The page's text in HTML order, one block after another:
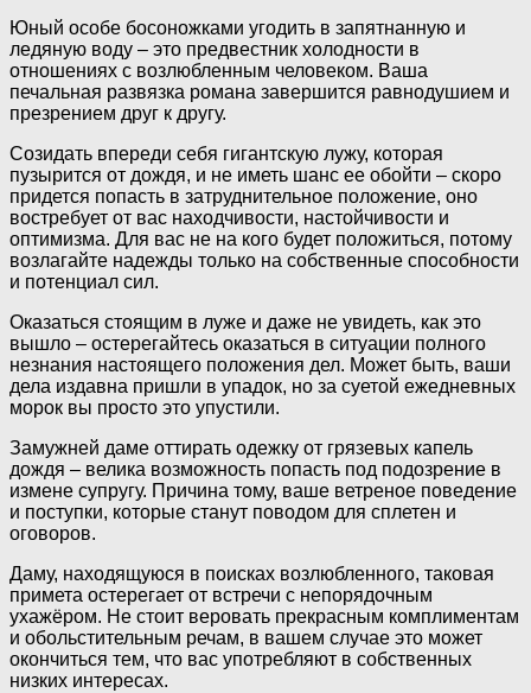
Юный особе босоножками угодить в запятнанную и
ледяную воду – это предвестник холодности в
отношениях с возлюбленным человеком. Ваша
печальная развязка романа завершится равнодушием и
презрением друг к другу.
Созидать впереди себя гигантскую лужу, которая
пузырится от дождя, и не иметь шанс ее обойти – скоро
придется попасть в затруднительное положение, оно
востребует от вас находчивости, настойчивости и
оптимизма. Для вас не на кого будет положиться, потому
возлагайте надежды только на собственные способности
и потенциал сил.
Оказаться стоящим в луже и даже не увидеть, как это
вышло – остерегайтесь оказаться в ситуации полного
незнания настоящего положения дел. Может быть, ваши
дела издавна пришли в упадок, но за суетой ежедневных
морок вы просто это упустили.
Замужней даме оттирать одежку от грязевых капель
дождя – велика возможность попасть под подозрение в
измене супругу. Причина тому, ваше ветреное поведение
и поступки, которые станут поводом для сплетен и
оговоров.
Даму, находящуюся в поисках возлюбленного, таковая
примета остерегает от встречи с непорядочным
ухажёром. Не стоит веровать прекрасным комплиментам
и обольстительным речам, в вашем случае это может
окончиться тем, что вас употребляют в собственных
низких интересах.